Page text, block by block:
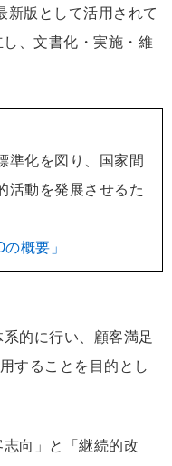
新版として活用されて
、文書化・実施・維
準化を図り、国家間
活動を発展させるた
概要」
的に行い、顧客満足
することを目的とし
向」と「継続的改